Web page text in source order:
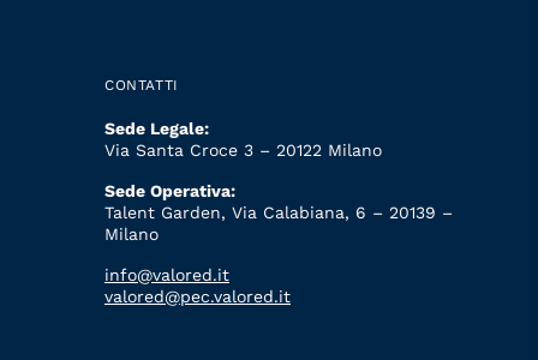
CONTATTI
Sede Legale:
Via Santa Croce 3 – 20122 Milano
Sede Operativa:
Talent Garden, Via Calabiana, 6 – 20139 –
Milano
info@valored.it
valored@pec.valored.it